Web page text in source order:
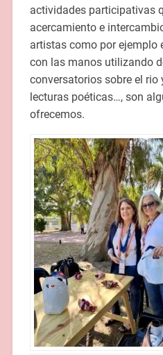
actividades participativas
acercamiento e
artistas como por ejemplo
con las manos utilizando
conversatorios sobre el
lecturas poéticas…, son
ofrecemos.